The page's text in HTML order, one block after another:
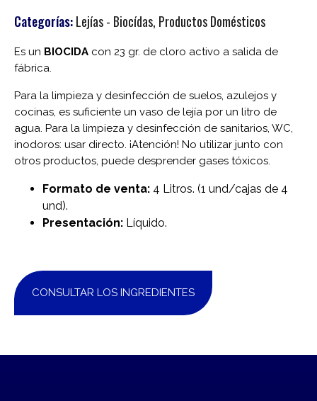
Categorías:Lejías - Biocídas, Productos Domésticos
Es un BIOCIDA con 23 gr. de cloro activo a salida de
fábrica.
Para la limpieza y desinfección de suelos, azulejos y
cocinas, es suficiente un vaso de lejía por un litro de
agua. Para la limpieza y desinfección de sanitarios, WC,
inodoros: usar directo. ¡Atención! No utilizar junto con
otros productos, puede desprender gases tóxicos.
Formato de venta: 4 Litros. (1 und/cajas de 4
und).
Presentación: Líquido.
CONSULTAR LOS INGREDIENTES